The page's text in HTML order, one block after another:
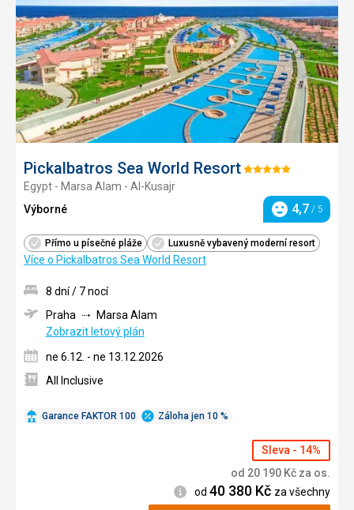
Pickalbatros Sea World ResortHodnocení:
Egypt - Marsa Alam - Al-Kusajr
Výborné
Hodnocení
4,7 / 5
Přímo u písečné pláže Luxusně vybavený moderní resort
Více o Pickalbatros Sea World Resort
Garance FAKTOR 100 Záloha jen 10 %
8 dní / 7 nocí
Praha
Marsa Alam
Zobrazit letový plán
ne 6.12. - ne 13.12.2026
All Inclusive
Sleva - 14%
od 20 190 Kč za os.
Informace
od 40 380 Kč za všechny